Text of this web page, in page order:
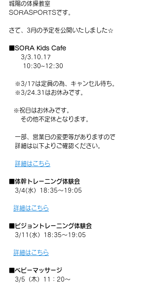
城陽の体操教室
SORASPORTSです。
さて、3月の予定を公開いたしました☆
■SORA Kids Cafe
3/3.10.17
10:30~12:30
   ※3/17は定員の為、キャンセル待ち。
※3/24.31はお休みです。
※祝日はお休みです。
その他不定休となります。
一部、営業日の変更等がありますので
詳細は以下よりご確認ください。
詳細はこちら
■体幹トレーニング体験会
3/4(水）18:35～19:05
詳細はこちら
■ビジョントレーニング体験会
3/11(水）18:35～19:05
詳細はこちら
■ベビーマッサージ
3/5（木）11：20～